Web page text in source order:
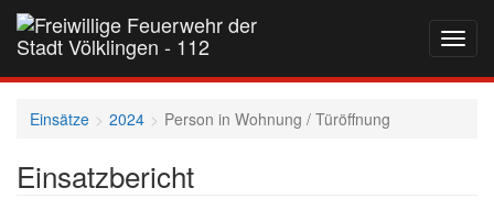
auf-
und
Einsätze 2024 Person in Wohnung / Türöffnung
Einsatzbericht